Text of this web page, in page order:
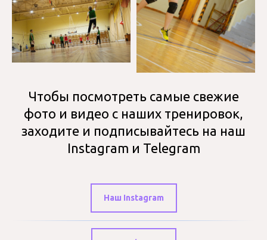
Чтобы посмотреть самые свежие
фото и видео с наших тренировок,
заходите и подписывайтесь на наш
Instagram и Telegram
Наш Instagram